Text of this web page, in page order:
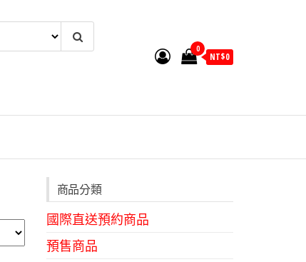
0
NT$0
商品分類
國際直送預約商品
預售商品